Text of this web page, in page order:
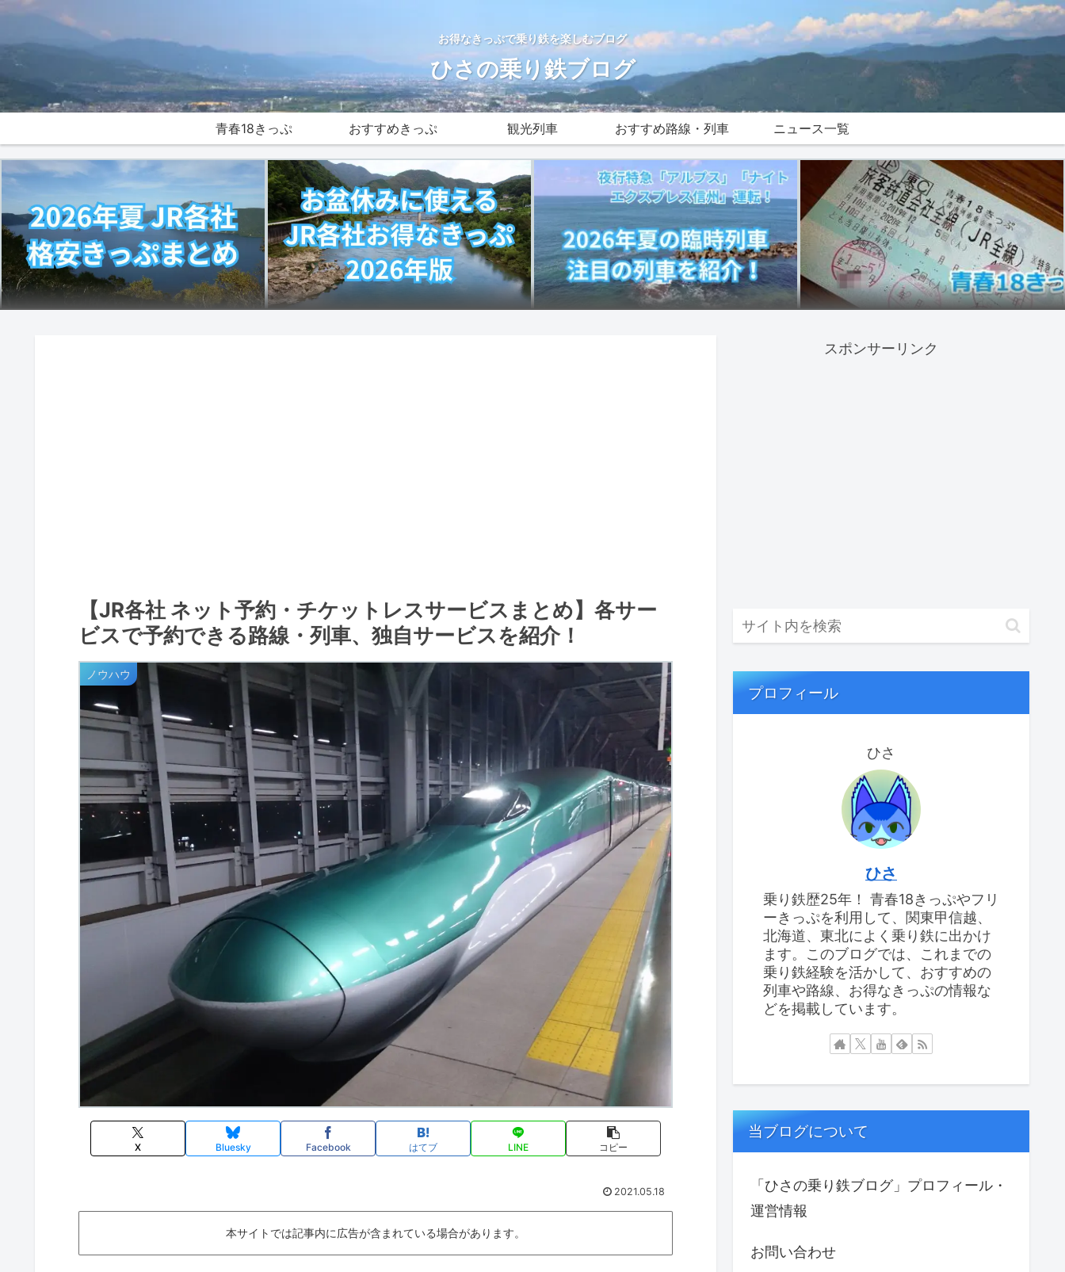
お得なきっぷで乗り鉄を楽しむブログ
ひさの乗り鉄ブログ
青春18きっぷ おすすめきっぷ 観光列車 おすすめ路線・列車 ニュース一覧
【JR各社 ネット予約・チケットレスサービスまとめ】各サー
ビスで予約できる路線・列車、独自サービスを紹介！
ノウハウ
X Bluesky Facebook はてブ LINE コピー
2021.05.18
本サイトでは記事内に広告が含まれている場合があります。
スポンサーリンク
プロフィール
ひさ
ひさ
乗り鉄歴25年！ 青春18きっぷやフリ
ーきっぷを利用して、関東甲信越、
北海道、東北によく乗り鉄に出かけ
ます。このブログでは、これまでの
乗り鉄経験を活かして、おすすめの
列車や路線、お得なきっぷの情報な
どを掲載しています。
当ブログについて
「ひさの乗り鉄ブログ」プロフィール・
運営情報
お問い合わせ